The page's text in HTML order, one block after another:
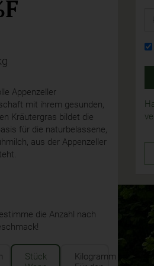
Appenzeller
mit ihrem gesunden,
Kräutergras bildet die
für die naturbelassene,
aus der Appenzeller
die Anzahl nach
Stück
Kilogramm